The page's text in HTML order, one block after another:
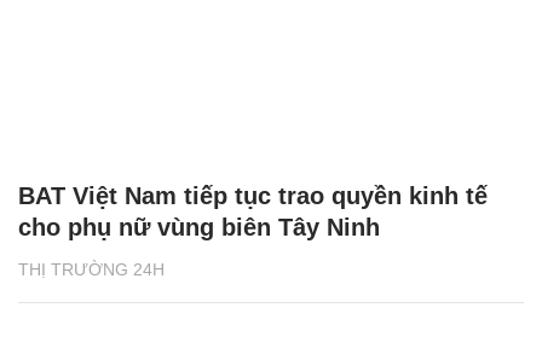
THỊ TRƯỜNG 24H
BAT Việt Nam tiếp tục trao quyền kinh tế
cho phụ nữ vùng biên Tây Ninh